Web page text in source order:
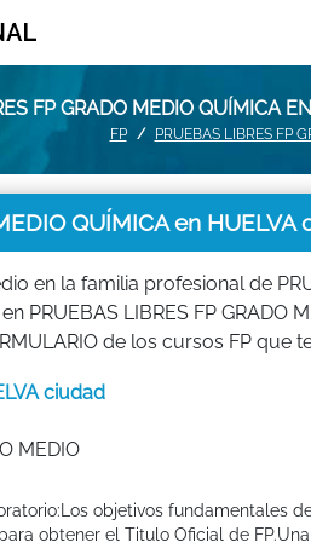
FP GRADO MEDIO QUÍMICA
FP PRUEBAS LIBRES FP
QUÍMICA en HUELVA
en la familia profesional de
PRUEBAS LIBRES FP GRADO
de los cursos FP que
ciudad
MEDIO
objetivos fundamentales
obtener el Titulo Oficial de